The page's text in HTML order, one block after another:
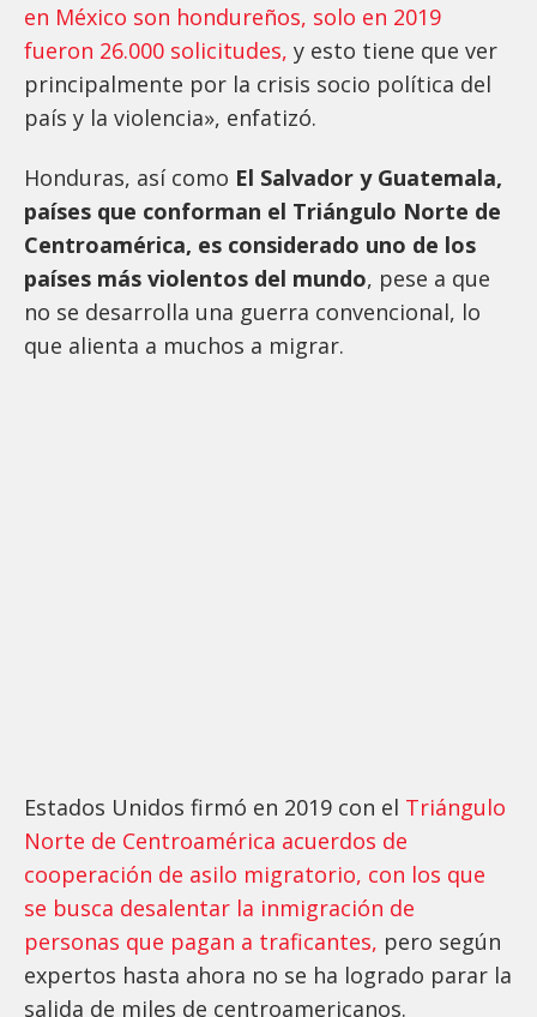
en México son hondureños, solo en 2019
fueron 26.000 solicitudes, y esto tiene que ver
principalmente por la crisis socio política del
país y la violencia», enfatizó.
Honduras, así como El Salvador y Guatemala,
países que conforman el Triángulo Norte de
Centroamérica, es considerado uno de los
países más violentos del mundo, pese a que
no se desarrolla una guerra convencional, lo
que alienta a muchos a migrar.
Estados Unidos firmó en 2019 con el Triángulo
Norte de Centroamérica acuerdos de
cooperación de asilo migratorio, con los que
se busca desalentar la inmigración de
personas que pagan a traficantes, pero según
expertos hasta ahora no se ha logrado parar la
salida de miles de centroamericanos.